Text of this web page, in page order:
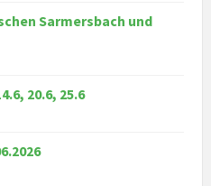
Sarmersbach und
20.6, 25.6